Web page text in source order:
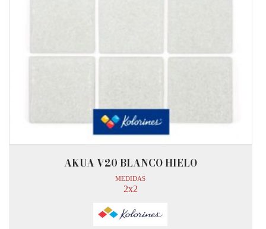
AKUA V20 BLANCO HIELO
MEDIDAS
2x2